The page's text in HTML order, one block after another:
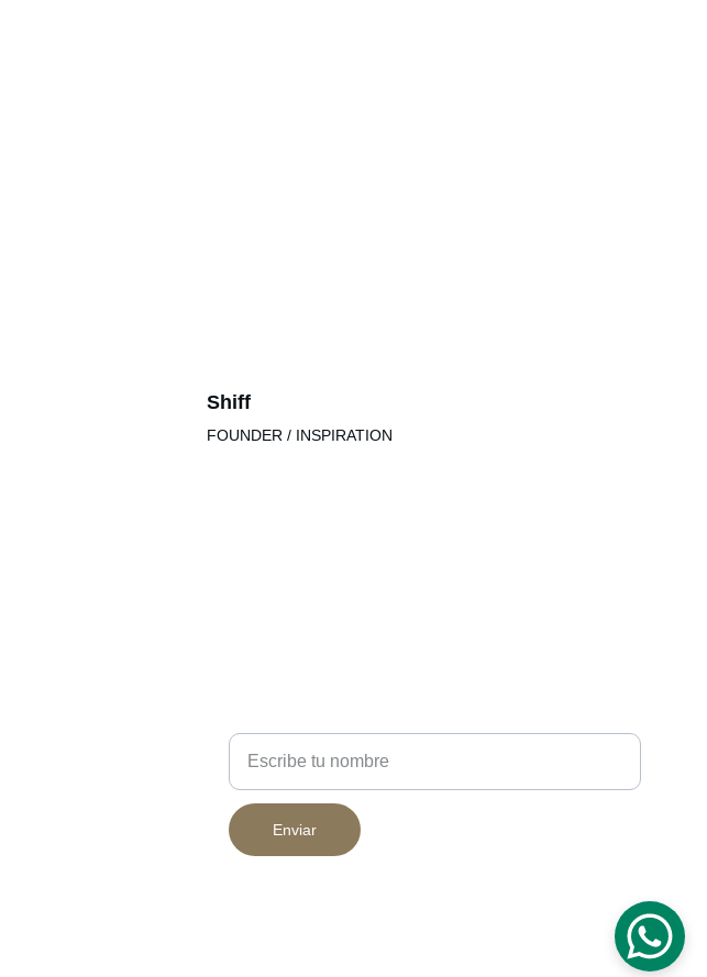
Shiff
FOUNDER / INSPIRATION
Enviar